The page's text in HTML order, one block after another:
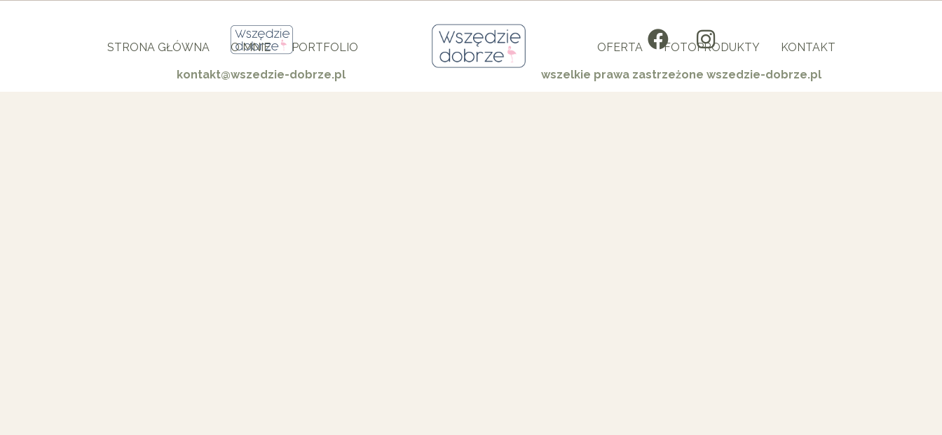
STRONA GŁÓWNA O MNIE PORTFOLIO OFERTA FOTOPRODUKTY KONTAKT
kontakt@wszedzie-dobrze.pl wszelkie prawa zastrzeżone wszedzie-dobrze.pl